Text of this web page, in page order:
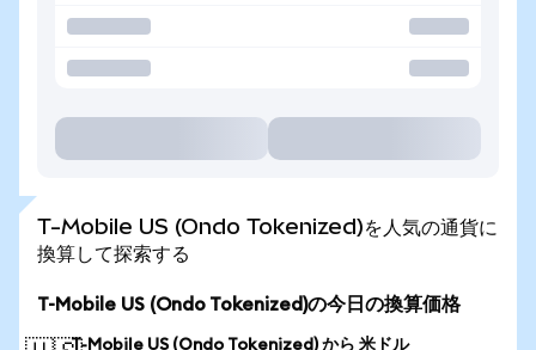
T-Mobile US (Ondo Tokenized)を人気の通貨に
換算して探索する
T-Mobile US (Ondo Tokenized)の今日の換算価格
T-Mobile US (Ondo Tokenized) から 米ドル